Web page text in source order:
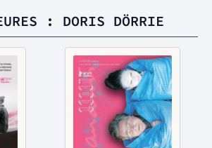
: DORIS DÖRRIE